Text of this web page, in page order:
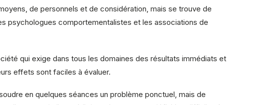
de personnels et de considération, mais se trouve de
psychologues comportementalistes et les associations de
qui exige dans tous les domaines des résultats immédiats et
effets sont faciles à évaluer.
en quelques séances un problème ponctuel, mais de